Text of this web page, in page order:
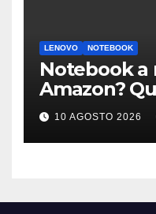
LENOVO NOTEBOOK
Notebook a
Amazon?
modello
10 AGOSTO 2026